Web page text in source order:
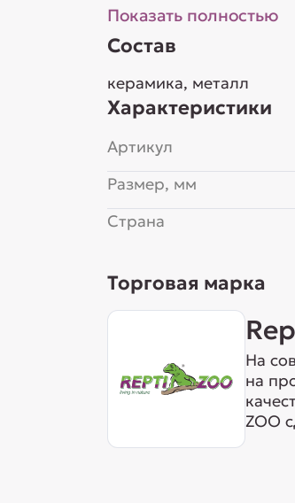
Показать полностью
Состав
керамика, металл
Характеристики
Артикул
Размер, мм
Страна
Торговая марка
На
на
ZOO